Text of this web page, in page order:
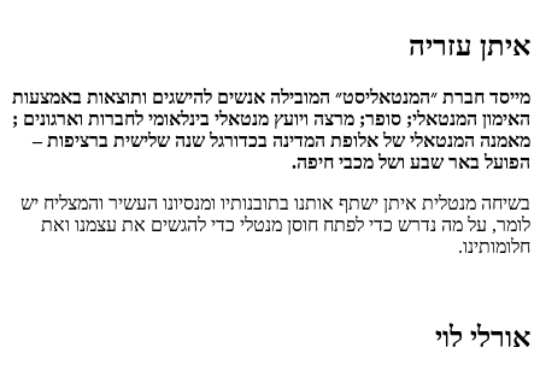
איתן עזריה
מייסד חברת ״המנטאליסט״ המובילה אנשים להישגים ותוצאות באמצעות
האימון המנטאלי; סופר; מרצה ויועץ מנטאלי בינלאומי לחברות וארגונים ;
מאמנה המנטאלי של אלופת המדינה בכדורגל שנה שלישית ברציפות –
הפועל באר שבע ושל מכבי חיפה.
בשיחה מנטלית איתן ישתף אותנו בתובנותיו ומנסיונו העשיר והמצליח יש
לומר, על מה נדרש כדי לפתח חוסן מנטלי כדי להגשים את עצמנו ואת
חלומותינו.
אורלי לוי